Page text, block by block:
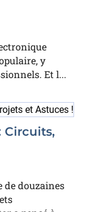
y
Et l...
Circuits,
de douzaines